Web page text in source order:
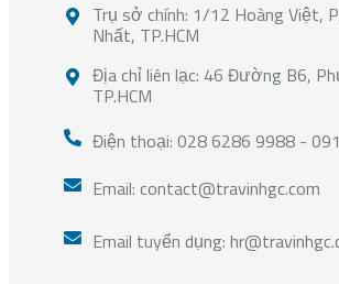
Trụ sở chính: 1/12 Hoàng Việt,
Nhất, TP.HCM
Địa chỉ liên lạc: 46 Đường B6,
TP.HCM
Điện thoại: 028 6286 9988 -
Email: contact@travinhgc.com
Email tuyển dụng: